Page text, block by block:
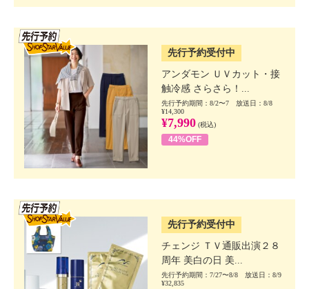
先行予約受付中
アンダモン ＵＶカット・接
触冷感 さらさら！...
先行予約期間：8/2〜7 放送日：8/8
¥14,300
¥7,990 (税込)
44%OFF
先行予約受付中
チェンジ ＴＶ通販出演２８
周年 美白の日 美...
先行予約期間：7/27〜8/8 放送日：8/9
¥32,835